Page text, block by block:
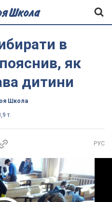
в
як
дитини
Школа
т.
РУС